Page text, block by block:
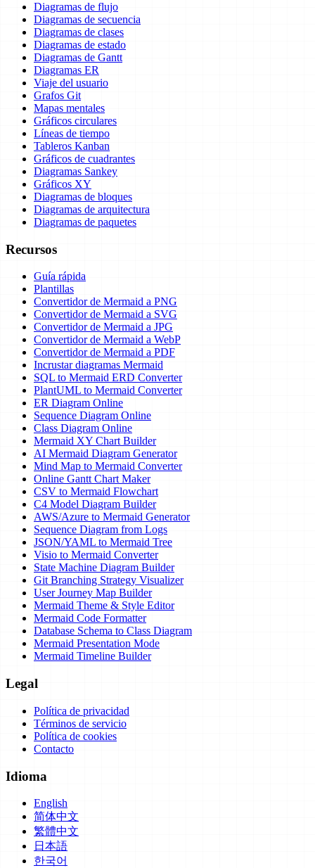
Diagramas de flujo
Diagramas de secuencia
Diagramas de clases
Diagramas de estado
Diagramas de Gantt
Diagramas ER
Viaje del usuario
Grafos Git
Mapas mentales
Gráficos circulares
Líneas de tiempo
Tableros Kanban
Gráficos de cuadrantes
Diagramas Sankey
Gráficos XY
Diagramas de bloques
Diagramas de arquitectura
Diagramas de paquetes
Recursos
Guía rápida
Plantillas
Convertidor de Mermaid a PNG
Convertidor de Mermaid a SVG
Convertidor de Mermaid a JPG
Convertidor de Mermaid a WebP
Convertidor de Mermaid a PDF
Incrustar diagramas Mermaid
SQL to Mermaid ERD Converter
PlantUML to Mermaid Converter
ER Diagram Online
Sequence Diagram Online
Class Diagram Online
Mermaid XY Chart Builder
AI Mermaid Diagram Generator
Mind Map to Mermaid Converter
Online Gantt Chart Maker
CSV to Mermaid Flowchart
C4 Model Diagram Builder
AWS/Azure to Mermaid Generator
Sequence Diagram from Logs
JSON/YAML to Mermaid Tree
Visio to Mermaid Converter
State Machine Diagram Builder
Git Branching Strategy Visualizer
User Journey Map Builder
Mermaid Theme & Style Editor
Mermaid Code Formatter
Database Schema to Class Diagram
Mermaid Presentation Mode
Mermaid Timeline Builder
Legal
Política de privacidad
Términos de servicio
Política de cookies
Contacto
Idioma
English
简体中文
繁體中文
日本語
한국어